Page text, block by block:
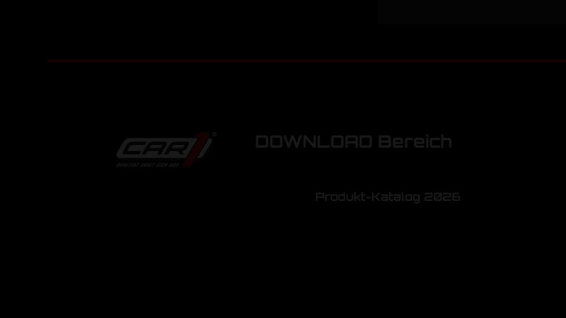
DOWNLOAD Bereich
Produkt-Katalog 2026